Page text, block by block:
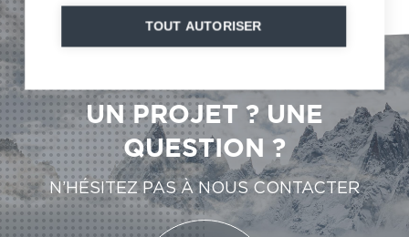
UN PROJET ? UNE
QUESTION ?
N’HÉSITEZ PAS À NOUS CONTACTER
TOUT AUTORISER